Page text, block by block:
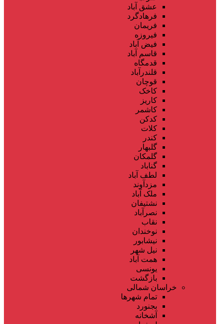
عشق آباد
فرهادگرد
فریمان
فیروزه
فیض آباد
قاسم آباد
قدمگاه
قلندرآباد
قوچان
کاخک
کاریز
کاشمر
کدکن
کلات
کندر
گلبهار
گلمکان
گناباد
لطف آباد
مزدآوند
ملک آباد
نشتیفان
نصرآباد
نقاب
نوخندان
نیشابور
نیل شهر
همت آباد
یونسی
بازگشت
خراسان شمالی
تمام شهر‌ها
بجنورد
آشخانه